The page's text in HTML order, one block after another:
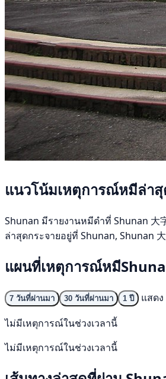
แนวโน้มเหตุการณ์หมีล่า
Shunan มีรายงานหมีดำที่ Shunan 大
ล่าสุดกระจายอยู่ที่ Shunan, Shunan
แผนที่เหตุการณ์หมี
7 วันที่ผ่านมา 30 วันที่ผ่านมา 1 ปี
แสดง
ไม่มีเหตุการณ์ในช่วงเวลานี้
ไม่มีเหตุการณ์ในช่วงเวลานี้